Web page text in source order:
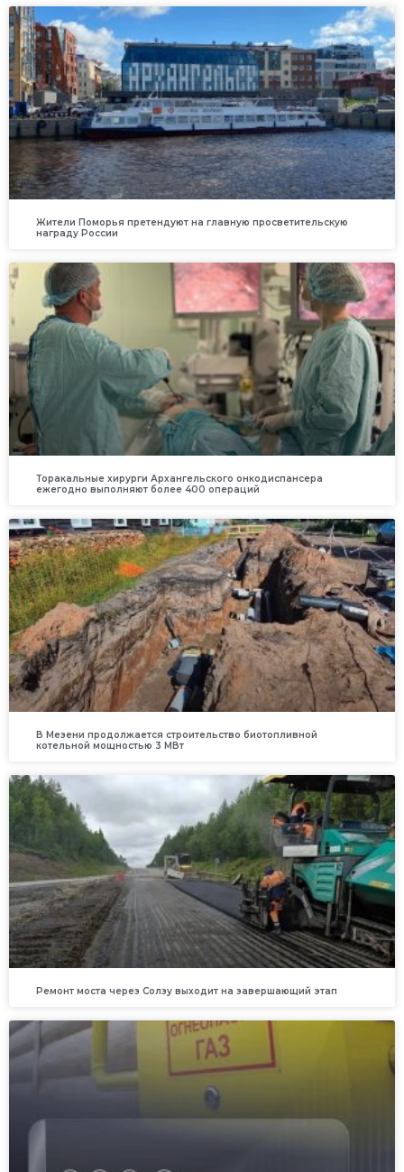
Жители Поморья претендуют на главную просветительскую
награду России
Торакальные хирурги Архангельского онкодиспансера
ежегодно выполняют более 400 операций
В Мезени продолжается строительство биотопливной
котельной мощностью 3 МВт
Ремонт моста через Солзу выходит на завершающий этап